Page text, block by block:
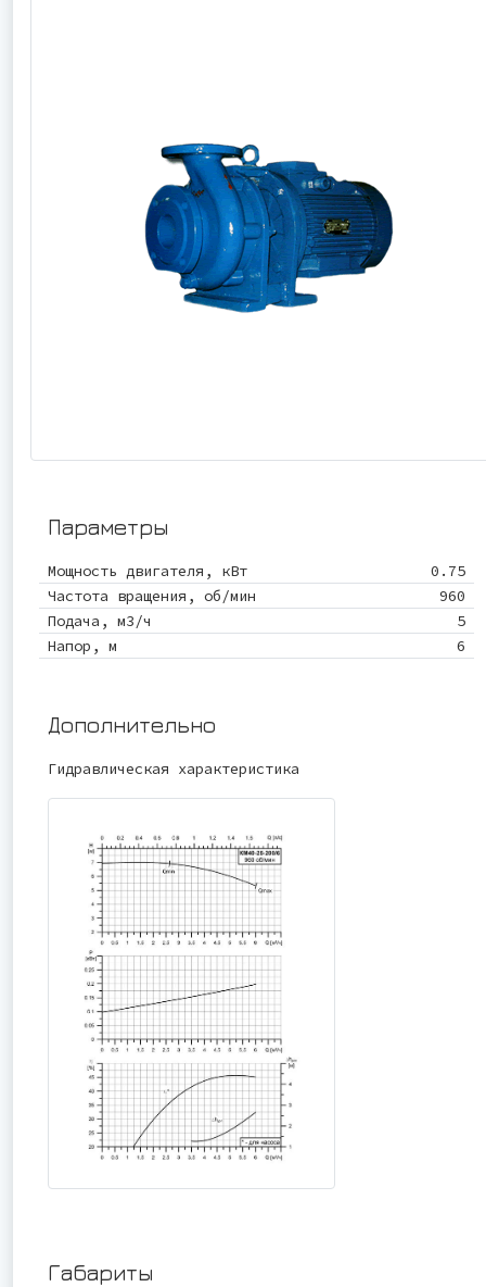
Параметры
Мощность двигателя, кВт
0.75
Частота вращения, об/мин
960
Подача, м3/ч
5
Напор, м
6
Дополнительно
Гидравлическая характеристика
Габариты